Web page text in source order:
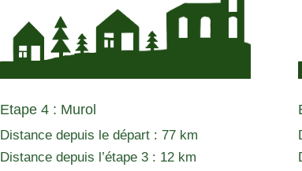
Etape 4 : Murol
Distance depuis le départ : 77 km
Distance depuis l’étape 3 : 12 km